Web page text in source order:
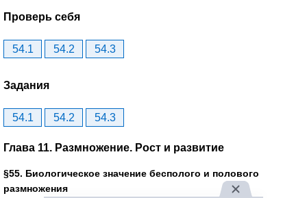
Проверь себя
54.1 54.2 54.3
Задания
54.1 54.2 54.3
Глава 11. Размножение. Рост и развитие
§55. Биологическое значение бесполого и полового
размножения